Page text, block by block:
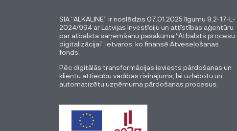
SIA “ALKALINE” ir noslēdzis 07.01.2025 līgumu 9.2-17-L-
2024/994 ar Latvijas Investīciju un attīstības aģentūru
par atbalsta saņemšanu pasākuma “Atbalsts procesu
digitalizācijai” ietvaros, ko finansē Atveseļošanas
fonds.
Pēc digitālās transformācijas ieviests pārdošanas un
klientu attiecību vadības risinājums, lai uzlabotu un
automatizētu uzņēmuma pārdošanas procesus.